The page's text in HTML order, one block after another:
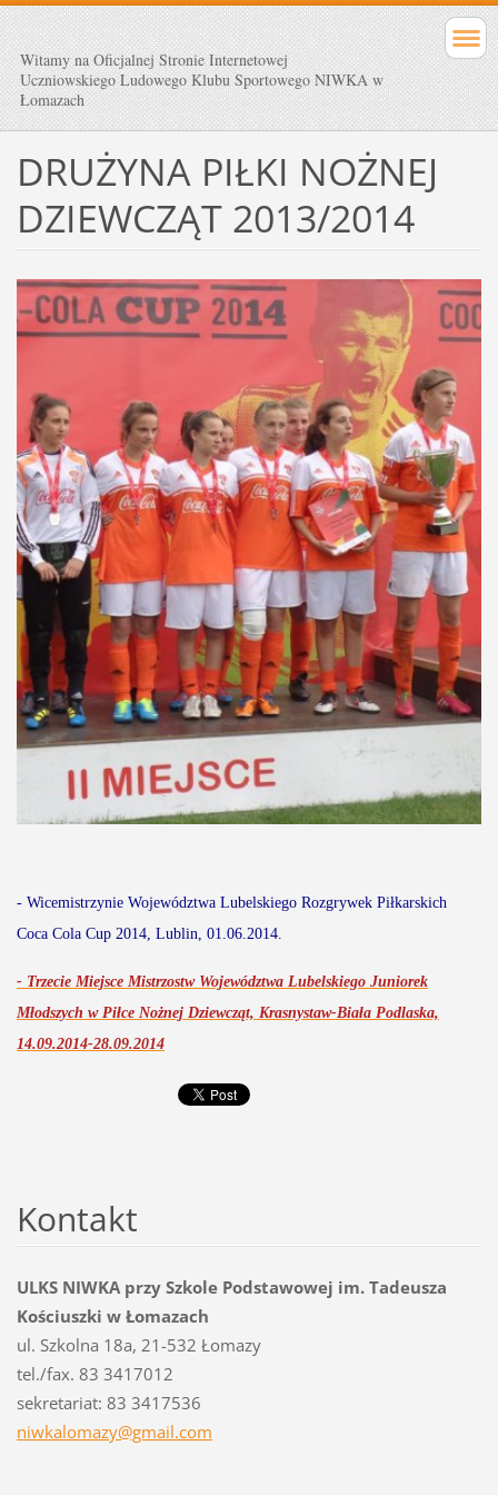
Witamy na Oficjalnej Stronie Internetowej
Uczniowskiego Ludowego Klubu Sportowego NIWKA w
Łomazach
DRUŻYNA PIŁKI NOŻNEJ
DZIEWCZĄT 2013/2014
- Wicemistrzynie Województwa Lubelskiego Rozgrywek Piłkarskich
Coca Cola Cup 2014, Lublin, 01.06.2014.
- Trzecie Miejsce Mistrzostw Województwa Lubelskiego Juniorek
Młodszych w Piłce Nożnej Dziewcząt, Krasnystaw-Biała Podlaska,
14.09.2014-28.09.2014
Kontakt
ULKS NIWKA przy Szkole Podstawowej im. Tadeusza
Kościuszki w Łomazach
ul. Szkolna 18a, 21-532 Łomazy
tel./fax. 83 3417012
sekretariat: 83 3417536
niwkalomazy@gmail.com